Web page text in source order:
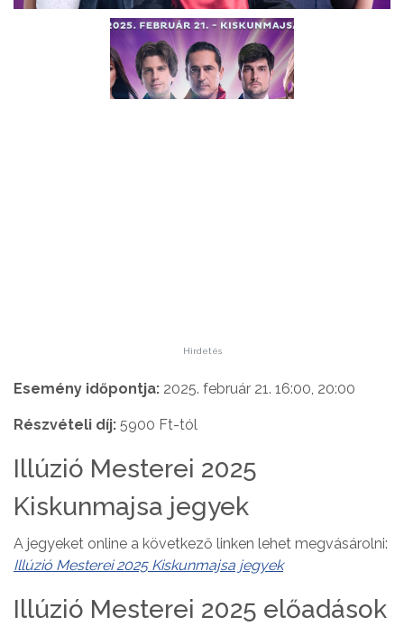
Hirdetés
Esemény időpontja: 2025. február 21. 16:00, 20:00
Részvételi díj: 5900 Ft-tól
Illúzió Mesterei 2025
Kiskunmajsa jegyek
A jegyeket online a következő linken lehet megvásárolni:
Illúzió Mesterei 2025 Kiskunmajsa jegyek
Illúzió Mesterei 2025 előadások